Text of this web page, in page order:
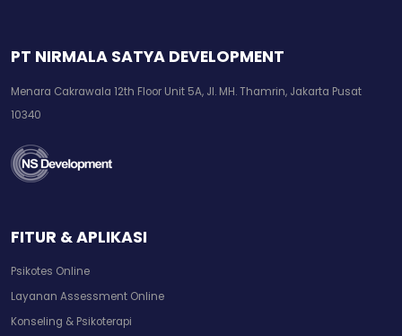
PT NIRMALA SATYA DEVELOPMENT
Menara Cakrawala 12th Floor Unit 5A, Jl. MH. Thamrin, Jakarta Pusat
10340
FITUR & APLIKASI
Psikotes Online
Layanan Assessment Online
Konseling & Psikoterapi